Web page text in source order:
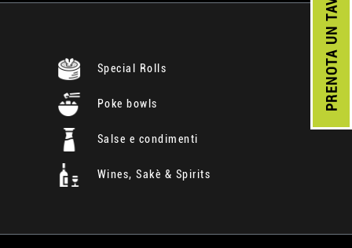
PRENOTA
Special Rolls
Poke bowls
Salse e condimenti
Wines, Sakè & Spirits